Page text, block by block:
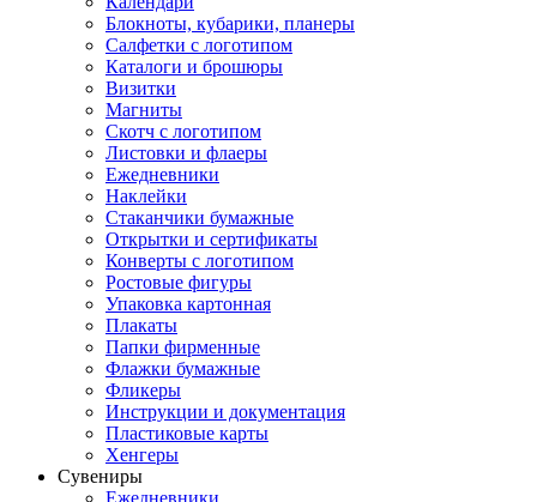
Блокноты, кубарики, планеры
Салфетки с логотипом
Каталоги и брошюры
Визитки
Магниты
Скотч с логотипом
Листовки и флаеры
Ежедневники
Наклейки
Стаканчики бумажные
Открытки и сертификаты
Конверты с логотипом
Ростовые фигуры
Упаковка картонная
Плакаты
Папки фирменные
Флажки бумажные
Фликеры
Инструкции и документация
Пластиковые карты
Хенгеры
Сувениры
Ежедневники